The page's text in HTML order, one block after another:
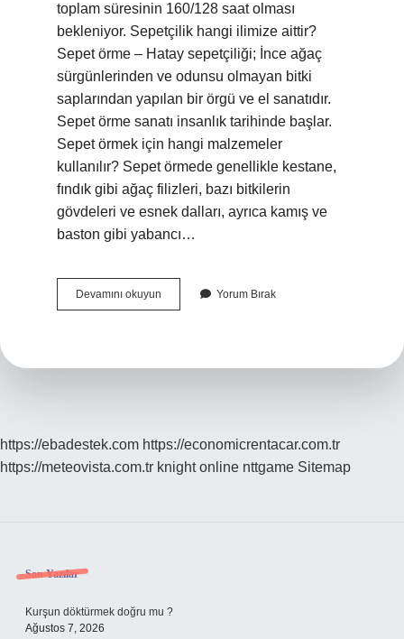
toplam süresinin 160/128 saat olması
bekleniyor. Sepetçilik hangi ilimize aittir?
Sepet örme – Hatay sepetçiliği; İnce ağaç
sürgünlerinden ve odunsu olmayan bitki
saplarından yapılan bir örgü ve el sanatıdır.
Sepet örme sanatı insanlık tarihinde başlar.
Sepet örmek için hangi malzemeler
kullanılır? Sepet örmede genellikle kestane,
fındık gibi ağaç filizleri, bazı bitkilerin
gövdeleri ve esnek dalları, ayrıca kamış ve
baston gibi yabancı…
Devamını okuyun
Örücülüğü
Yorum Bırak
https://ebadestek.com https://economicrentacar.com.tr
https://meteovista.com.tr knight online nttgame Sitemap
Sidebar
Son Yazılar
Kurşun döktürmek doğru mu ?
Ağustos 7, 2026